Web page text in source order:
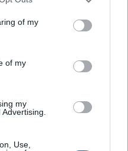
of my
of my
my
Use,
με 106 συσκευασίες
8 ημερών –